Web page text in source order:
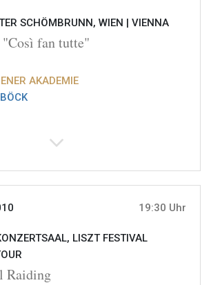
SCHÖMBRUNN, WIEN | VIENNA
fan tutte"
AKADEMIE
19:30 Uhr
LISZT FESTIVAL
Raiding